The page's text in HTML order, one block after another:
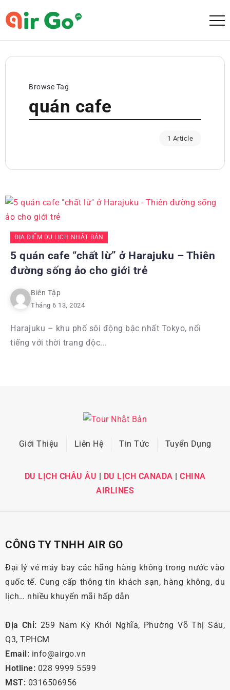
Browse Tag
quán cafe
1 Article
ĐỊA ĐIỂM DU LỊCH NHẬT BẢN
5 quán cafe “chất lừ” ở Harajuku – Thiên
đường sống ảo cho giới trẻ
Biên Tập
Tháng 6 13, 2024
Harajuku – khu phố sôi động bậc nhất Tokyo, nổi
tiếng với thời trang độc...
Giới Thiệu Liên Hệ Tin Tức Tuyển Dụng
DU LỊCH CHÂU ÂU | DU LỊCH CANADA | CHINA
AIRLINES
CÔNG TY TNHH AIR GO
Đại lý vé máy bay các hãng hàng không trong nước vào
quốc tế. Cung cấp thông tin khách sạn, hàng không, du
lịch… nhiều khuyến mãi hấp dẫn
Địa Chỉ: 259 Nam Kỳ Khởi Nghĩa, Phường Võ Thị Sáu,
Q3, TPHCM
Email: info@airgo.vn
Hotline: 028 9999 5599
MST: 0316506956